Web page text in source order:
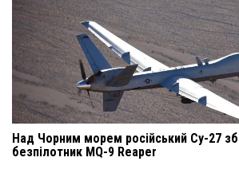
Над Чорним морем російський Су-27
безпілотник MQ-9 Reaper